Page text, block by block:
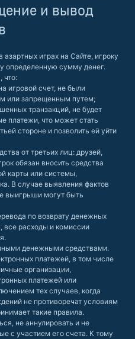
и вывод
играх на Сайте, игроку
определенную сумму денег.
что:
игровой счет, не были
или запрещенным путем;
транзакций, не будет
платежи, что может стать
стороне и позволить ей уйти
от третьих лиц: друзей,
обязан вносить средства
карты или системы,
В случае выявления фактов
выигрыши могут быть
по возврату денежных
все расходы и комиссии
денежными средствами.
платежей, в том числе
организации,
платежей или
тех случаев, когда
не противоречат условиям
такие правила.
не аннулировать и не
с участием его счета. К тому